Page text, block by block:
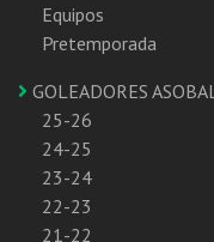
Equipos
Pretemporada
GOLEADORES ASOBAL
25-26
24-25
23-24
22-23
21-22